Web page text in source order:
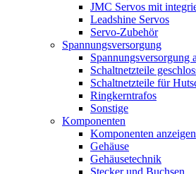
JMC Servos mit
Leadshine Servos
Servo-Zubehör
Spannungsversorgung
Spannungsversorgung
Schaltnetzteile
Schaltnetzteile für
Ringkerntrafos
Sonstige
Komponenten
Komponenten anzeigen
Gehäuse
Gehäusetechnik
Stecker und Buchsen